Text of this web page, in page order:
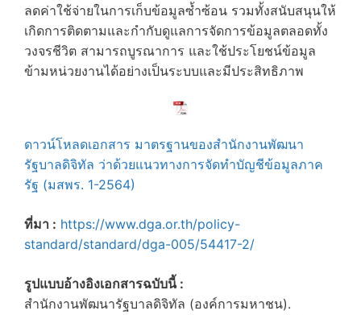
ลดค่าใช้จ่ายในการเก็บข้อมูลซ้ำซ้อน รวมทั้งสนับสนุนให้
เกิดการติดตามและกำกับดูแลการจัดการข้อมูลตลอดทั้ง
วงจรชีวิต สามารถบูรณาการ และใช้ประโยชน์ข้อมูล
ข้ามหน่วยงานได้อย่างเป็นระบบและมีประสิทธิภาพ
ดาวน์โหลดเอกสาร มาตรฐานของสำนักงานพัฒนา
รัฐบาลดิจิทัล ว่าด้วยแนวทางการจัดทำบัญชีข้อมูลภาค
รัฐ (มสพร. 1-2564)
ที่มา : https://www.dga.or.th/policy-
standard/standard/dga-005/54417-2/
รูปแบบอ้างอิงเอกสารฉบับนี้ :
สำนักงานพัฒนารัฐบาลดิจิทัล (องค์การมหาชน).